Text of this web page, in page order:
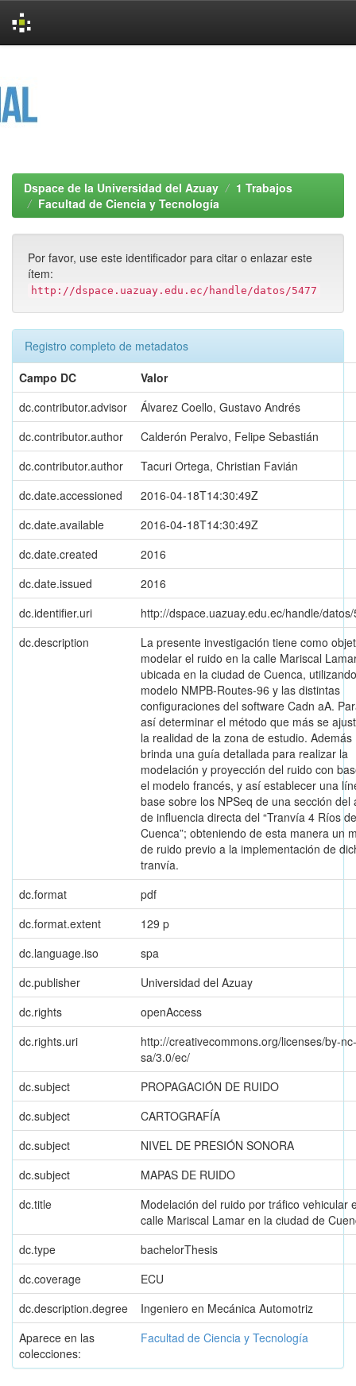
Dspace de la Universidad del Azuay
1 Trabajos
Facultad de Ciencia y Tecnología
Por favor, use este identificador para citar o enlazar este
ítem:
http://dspace.uazuay.edu.ec/handle/datos/5477
Registro completo de metadatos
Campo DC
Valor
dc.contributor.advisor
Álvarez Coello, Gustavo Andrés
dc.contributor.author
Calderón Peralvo, Felipe Sebastián
dc.contributor.author
Tacuri Ortega, Christian Favián
dc.date.accessioned
2016-04-18T14:30:49Z
dc.date.available
2016-04-18T14:30:49Z
dc.date.created
2016
dc.date.issued
2016
dc.identifier.uri
http://dspace.uazuay.edu.ec/handle/
dc.description
La presente investigación tiene como
modelar el ruido en la calle Mariscal
ubicada en la ciudad de Cuenca,
modelo NMPB-Routes-96 y las distintas
configuraciones del software Cadn aA.
así determinar el método que más se
la realidad de la zona de estudio. Además
brinda una guía detallada para realizar la
modelación y proyección del ruido con
el modelo francés, y así establecer una
base sobre los NPSeq de una sección del
de influencia directa del “Tranvía 4 Ríos de
Cuenca”; obteniendo de esta manera un
de ruido previo a la implementación de
tranvía.
dc.format
pdf
dc.format.extent
129 p
dc.language.iso
spa
dc.publisher
Universidad del Azuay
dc.rights
openAccess
dc.rights.uri
http://creativecommons.org/licenses/by-nc-
sa/3.0/ec/
dc.subject
PROPAGACIÓN DE RUIDO
dc.subject
CARTOGRAFÍA
dc.subject
NIVEL DE PRESIÓN SONORA
dc.subject
MAPAS DE RUIDO
dc.title
Modelación del ruido por tráfico vehicular
calle Mariscal Lamar en la ciudad de
dc.type
bachelorThesis
dc.coverage
ECU
dc.description.degree
Ingeniero en Mecánica Automotriz
Aparece en las
colecciones:
Facultad de Ciencia y Tecnología